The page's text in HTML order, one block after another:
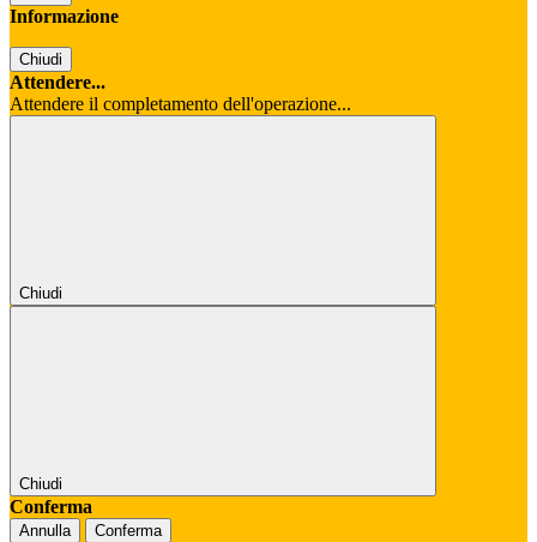
Informazione
Chiudi
Attendere...
Attendere il completamento dell'operazione...
Chiudi
Chiudi
Conferma
Annulla Conferma